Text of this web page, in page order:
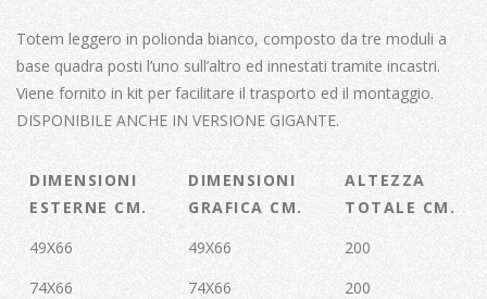
Totem leggero in polionda bianco, composto da tre moduli a
base quadra posti l’uno sull’altro ed innestati tramite incastri.
Viene fornito in kit per facilitare il trasporto ed il montaggio.
DISPONIBILE ANCHE IN VERSIONE GIGANTE.
DIMENSIONI
ESTERNE CM.
DIMENSIONI
GRAFICA CM.
ALTEZZA
TOTALE CM.
49X66
49X66
200
74X66
74X66
200